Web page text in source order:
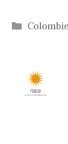
Catégories
Colombie